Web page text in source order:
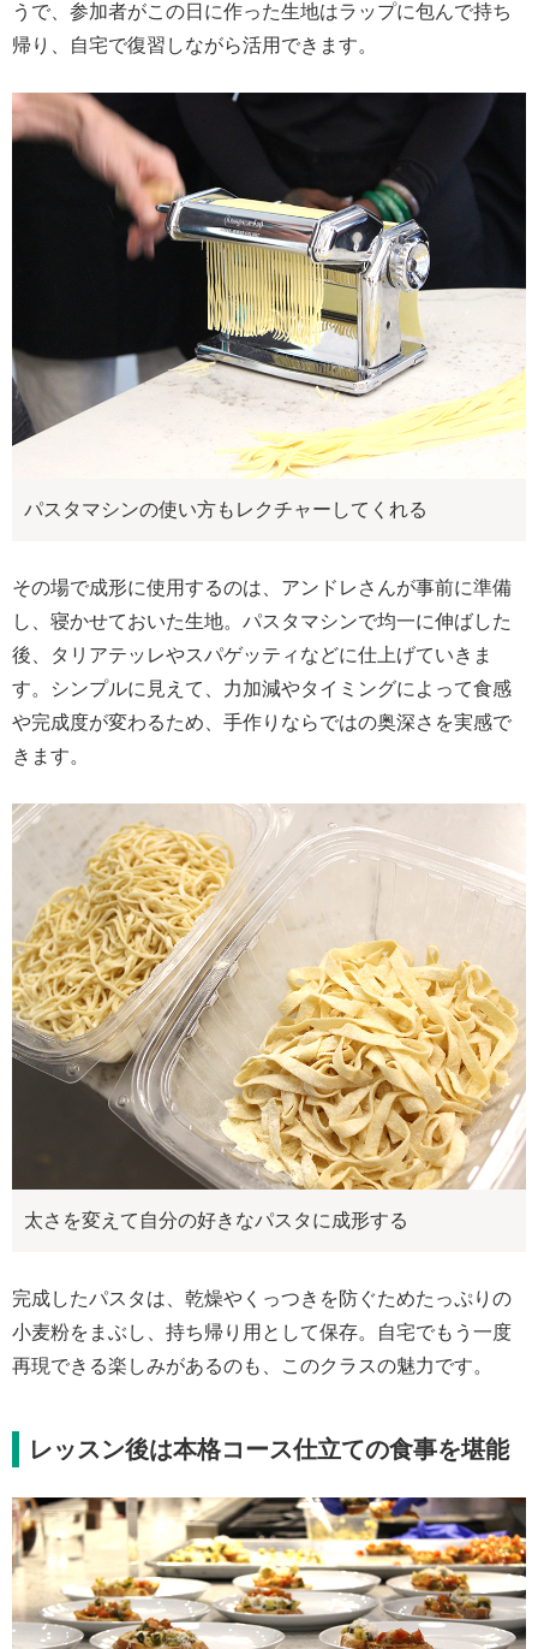
うで、参加者がこの日に作った生地はラップに包んで持ち
帰り、自宅で復習しながら活用できます。
パスタマシンの使い方もレクチャーしてくれる
その場で成形に使用するのは、アンドレさんが事前に準備
し、寝かせておいた生地。パスタマシンで均一に伸ばした
後、タリアテッレやスパゲッティなどに仕上げていきま
す。シンプルに見えて、力加減やタイミングによって食感
や完成度が変わるため、手作りならではの奥深さを実感で
きます。
太さを変えて自分の好きなパスタに成形する
完成したパスタは、乾燥やくっつきを防ぐためたっぷりの
小麦粉をまぶし、持ち帰り用として保存。自宅でもう一度
再現できる楽しみがあるのも、このクラスの魅力です。
レッスン後は本格コース仕立ての食事を堪能